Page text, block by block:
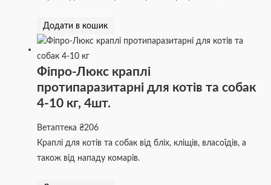
Додати в кошик
Фіпро-Люкс краплі
протипаразитарні для котів та собак
4-10 кг, 4шт.
Ветаптека₴206
Краплі для котів та собак від бліх, кліщів, власоїдів, а
також від нападу комарів.